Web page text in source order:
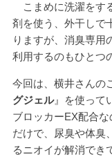
こまめに洗濯をす
剤を使う、外干しで
りますが、消臭専用
利用するのもひとつ
今回は、横井さんの
グジェル』を使って
ブロッカーEX配合
だけで、尿臭や体臭
るニオイが解消でき